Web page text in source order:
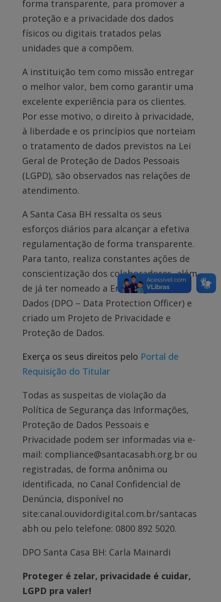
forma transparente, para promover a
proteção e a privacidade dos dados
físicos ou digitais tratados pelas
unidades que a compõem.
A instituição tem como missão entregar
o melhor valor, bem como garantir uma
excelente experiência para os clientes.
Por esse motivo, o direito à privacidade,
à liberdade e os princípios que norteiam
o tratamento de dados previstos na Lei
Geral de Proteção de Dados Pessoais
(LGPD), são observados nas relações de
atendimento.
A Santa Casa BH ressalta os seus
esforços diários para alcançar a efetiva
regulamentação de forma transparente.
Para tanto, realiza constantes ações de
conscientização dos colaboradores, além
de já ter nomeado a Encarregada de
Dados (DPO – Data Protection Officer) e
criado um Projeto de Privacidade e
Proteção de Dados.
Exerça os seus direitos pelo Portal de
Requisição do Titular
Todas as suspeitas de violação da
Política de Segurança das Informações,
Proteção de Dados Pessoais e
Privacidade podem ser informadas via e-
mail: compliance@santacasabh.org.brou
registradas, de forma anônima ou
identificada, no Canal Confidencial de
Denúncia, disponível no
site:canal.ouvidordigital.com.br/santacas
abh ou pelo telefone: 0800 892 5020.
DPO Santa Casa BH: Carla Mainardi
Proteger é zelar, privacidade é cuidar,
LGPD pra valer!